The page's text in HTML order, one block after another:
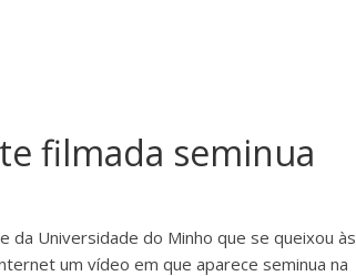
filmada seminua
da Universidade do Minho que se queixou às
um vídeo em que aparece seminua na